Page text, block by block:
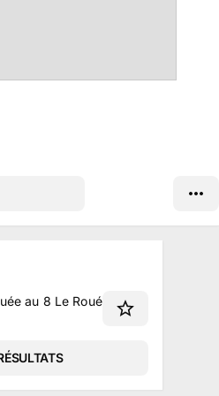
au 8 Le Roué à Saint-Thurien